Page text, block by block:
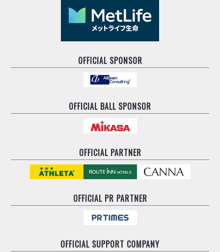
OFFICIAL SPONSOR
OFFICIAL BALL SPONSOR
OFFICIAL PARTNER
OFFICIALPR PARTNER
OFFICIAL SUPPORT COMPANY